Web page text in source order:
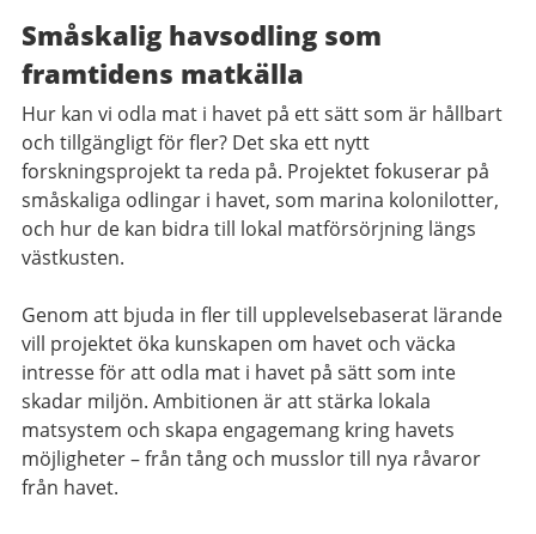
Småskalig havsodling som
framtidens matkälla
Hur kan vi odla mat i havet på ett sätt som är hållbart
och tillgängligt för fler? Det ska ett nytt
forskningsprojekt ta reda på. Projektet fokuserar på
småskaliga odlingar i havet, som marina kolonilotter,
och hur de kan bidra till lokal matförsörjning längs
västkusten.
Genom att bjuda in fler till upplevelsebaserat lärande
vill projektet öka kunskapen om havet och väcka
intresse för att odla mat i havet på sätt som inte
skadar miljön. Ambitionen är att stärka lokala
matsystem och skapa engagemang kring havets
möjligheter – från tång och musslor till nya råvaror
från havet.